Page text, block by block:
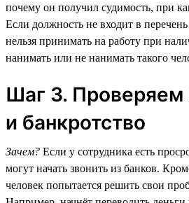
почему он получил судимость, при
Если должность не входит в
нельзя принимать на работу при
нанимать или не нанимать такого
Шаг 3. Проверяем
и банкротство
Зачем? Если у сотрудника есть
могут начать звонить из банков.
человек попытается решить свои